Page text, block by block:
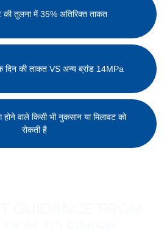
की तुलना में 35% अतिरिक्त ताकत
दिन की ताकत VS अन्य ब्रांड 14MPa
वाले किसी भी नुकसान या मिलावट को
रोकती है